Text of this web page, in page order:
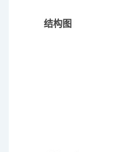
结构图